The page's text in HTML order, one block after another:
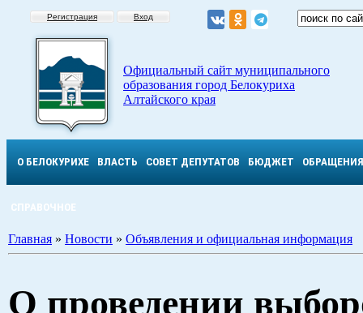
Регистрация Вход
Официальный сайт муниципального
образования город Белокуриха
Алтайского края
О БЕЛОКУРИХЕ ВЛАСТЬ СОВЕТ ДЕПУТАТОВ БЮДЖЕТ ОБРАЩЕНИЯ
СПРАВОЧНОЕ
Главная » Новости » Объявления и официальная информация
О проведении